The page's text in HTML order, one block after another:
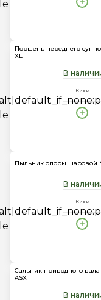
Поршень переднего
XL
В
Киев
Пыльник опоры шаровой
В
Киев
Сальник приводного вала
ASX
В